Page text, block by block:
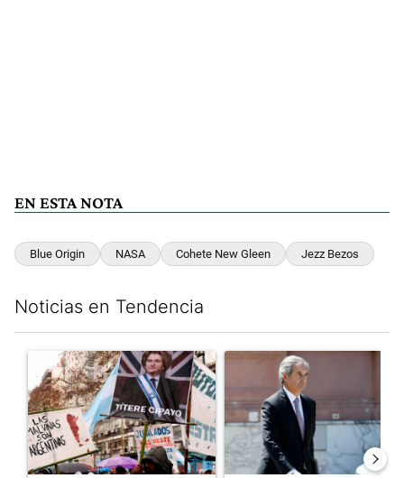
EN ESTA NOTA
Blue Origin NASA Cohete New Gleen Jezz Bezos
Noticias en Tendencia
Un artículo de tendencia con el título "El Gobierno perdió la
Un artículo de tendencia con